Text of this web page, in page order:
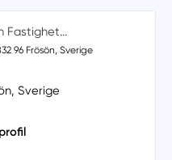
Fastighet...
96 Frösön, Sverige
Sverige